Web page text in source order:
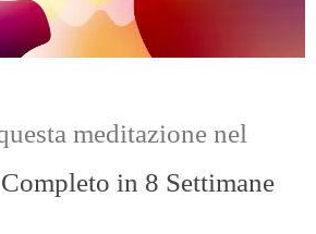
meditazione nel
in 8 Settimane